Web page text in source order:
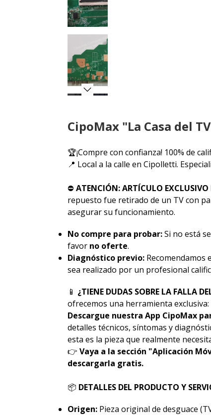
CipoMax "La Casa del
🏆¡Compre con confianza! 100% de
📍 Local a la calle en Cipolletti.
⛔ ATENCIÓN: ARTÍCULO EXCLUSIVO
repuesto fue retirado de un TV con
asegurar su funcionamiento.
No compre para probar:Si no está
favor no oferte.
Diagnóstico previo:Recomendamos
sea realizado por un profesional
📱 ¿TIENE DUDAS SOBRE LA FALLA
ofrecemos una herramienta exclusiva:
Descargue nuestra App CipoMax
detalles técnicos, síntomas y
esta es la pieza que realmente
👉 Vaya a la sección "Aplicación
descargarla gratis.
📦 DETALLES DEL PRODUCTO Y
Origen:Pieza original de desguace